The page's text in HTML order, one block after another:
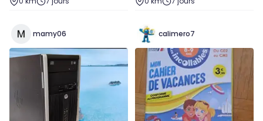
mamy06 calimero7